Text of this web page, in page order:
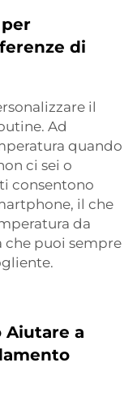
di
il
Ad
quando
ci sei o
consentono
il che
da
che puoi sempre
Aiutare a